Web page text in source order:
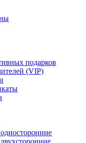
подарков
(VIP)